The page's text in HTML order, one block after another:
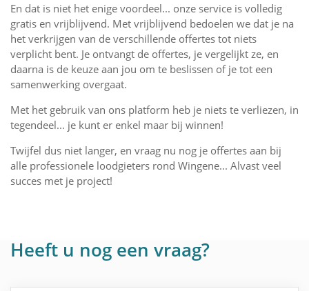
En dat is niet het enige voordeel... onze service is volledig
gratis en vrijblijvend. Met vrijblijvend bedoelen we dat je na
het verkrijgen van de verschillende offertes tot niets
verplicht bent. Je ontvangt de offertes, je vergelijkt ze, en
daarna is de keuze aan jou om te beslissen of je tot een
samenwerking overgaat.
Met het gebruik van ons platform heb je niets te verliezen, in
tegendeel... je kunt er enkel maar bij winnen!
Twijfel dus niet langer, en vraag nu nog je offertes aan bij
alle professionele loodgieters rond Wingene... Alvast veel
succes met je project!
Heeft u nog een vraag?